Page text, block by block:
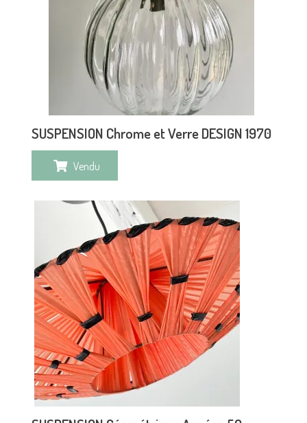
SUSPENSION Chrome et Verre DESIGN 1970
Vendu